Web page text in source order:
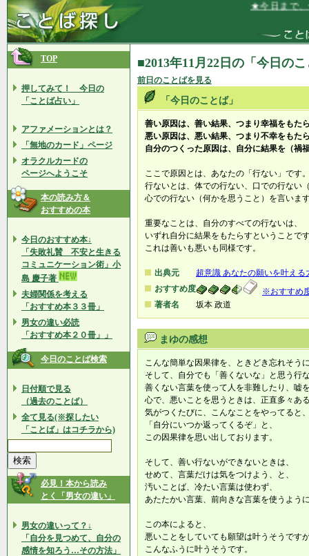
★今日まで、
TOP
押してみて！ 今日の
「ことば占い」
アファメーションとは？
「無地のカード」ページ
オラクルカードの
ページへようこそ
本の読み方＆
おすすめの本
今日のおすすめ本↓
「失敗礼賛 不安と生きる
コミュニケーション術」小
島 慶子著
夫婦関係を考える
「おすすめ本３３冊」
男女の違い必読
「おすすめ本２０冊」」
今日のことば検索
日付順で見る
（過去のことば）
全て見る(※探したい
「ことば」はコチラから)
必見！本から読み
とく「男女の違い」
男女の違いって？↓
「自分を見つめて、自分の
感情を知ろう…その方法」
■2013年11月22日の「今日の
前日のことばを見る
「今日のことば」
善い原因は、善い結果、つまり幸福をもた
悪い原因は、悪い結果、つまり不幸をもた
自分のつくった原因は、自分に結果を（禍
ここで原因とは、あなたの「行ない」です
行ないとは、体での行ない、口での行ない
心での行ない（何かを思うこと）を言いま
重要なことは、自分のすべての行ないは、
いずれ自分に結果をもたらすということで
これは善いも悪いも同様です。
出典元
超意識 あなたの願いを叶える
おすすめ度
※おすすめ
著者名
坂本 政道
まゆの感想
こんな簡単な因果律を、ときどき忘れそう
そして、自分でも「善くないな」と思う行
善くない言葉を使って人を非難したり、嘘
心で、悪いことを思うときは、正直多々あ
気がつくたびに、こんなことをやってると
「自分にいつか返ってくるぞ」と、
この因果律を思い出しております。
そして、善い行ないができないときは、
せめて、言葉だけは気をつけよう、と、
汚いことば、冷たい言葉は使わず、
あたたかい言葉、前向きな言葉を使うよう
この本によると、
悪いことをしていても願望は叶うそうです
こんなふうに叶うそうです。